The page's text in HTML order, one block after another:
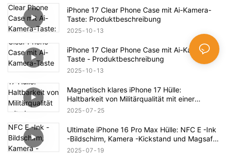
iPhone 17 Clear Phone Case mit Ai-Kamera-
Taste: Produktbeschreibung
2025 10 13
iPhone 17 Clear Phone Case mit Ai-Kamera-
Taste - Produktbeschreibung
2025 10 13
Magnetisch klares iPhone 17 Hülle:
Haltbarkeit von Militärqualität mit einer
stilvollen Wendung
2025 07 25
Ultimate iPhone 16 Pro Max Hülle: NFC E -Ink
-Bildschirm, Kamera -Kickstand und Magsafe
-Kompatibilität!
2025 07 19